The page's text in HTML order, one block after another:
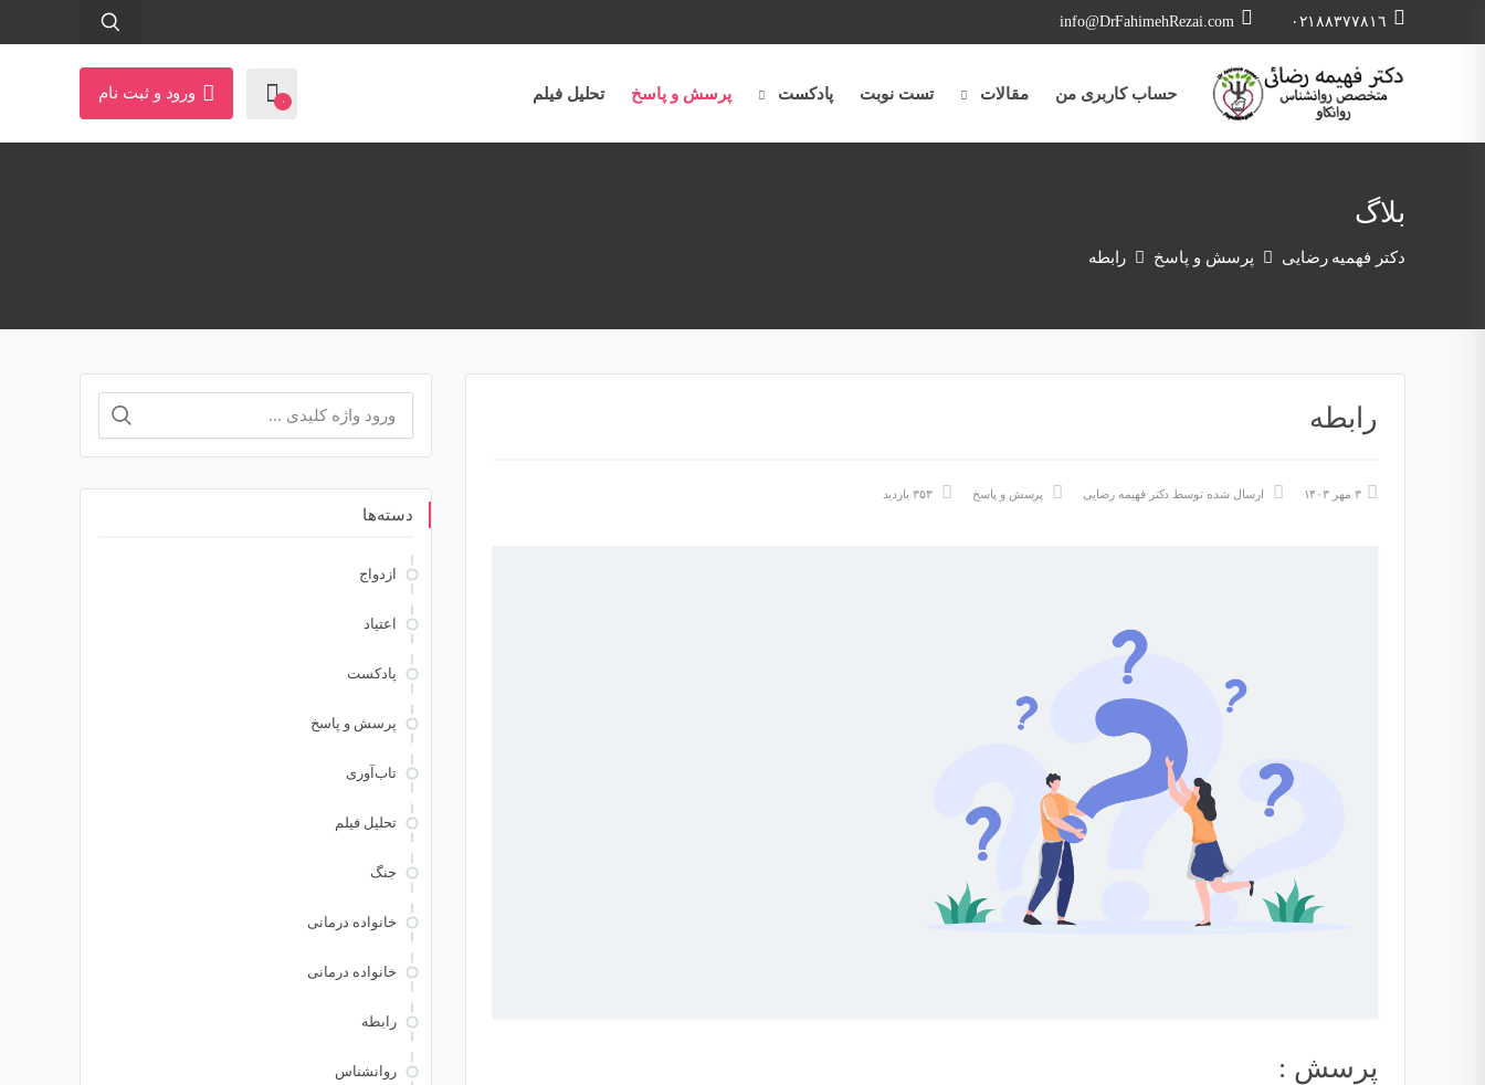
٠٢١٨٨٣٧٧٨١٦ info@DrFahimehRezai.com
حساب کاربری من مقالات تست نوبت پادکست پرسش و پاسخ تحلیل فیلم ۰ ورود و ثبت نام
بلاگ
دکتر فهمیه رضایی پرسش و پاسخ رابطه
رابطه
۳ مهر ۱۴۰۳ ارسال شده توسط دکتر فهیمه رضایی پرسش و پاسخ
پرسش :
جستجو
دسته‌ها
ازدواج
اعتیاد
پادکست
پرسش و پاسخ
تاب‌آوری
تحلیل فیلم
جنگ
خانواده درمانی
خانواده درمانی
رابطه
روانشناس